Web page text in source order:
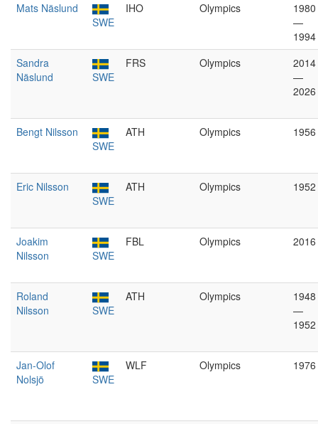
Mats Näslund
SWE
IHO Olympics
1980
—
1994
Sandra
Näslund
SWE
FRS Olympics
2014
—
2026
Bengt Nilsson
SWE
ATH Olympics 1956
Eric Nilsson
SWE
ATH Olympics 1952
Joakim
Nilsson
SWE
FBL Olympics 2016
Roland
Nilsson
SWE
ATH Olympics
1948
—
1952
Jan-Olof
Nolsjö
SWE
WLF Olympics 1976